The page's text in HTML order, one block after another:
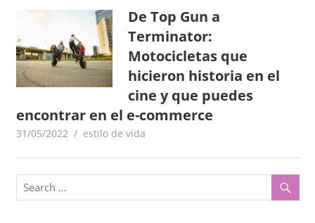
x
i
c
–
N
i
n
f
r
m
i
ó
De Top Gun a
Terminator:
Motocicletas que
hicieron historia en el
cine y que puedes
encontrar en el e-commerce
31/05/2022 goodtripmx
estilo de vida